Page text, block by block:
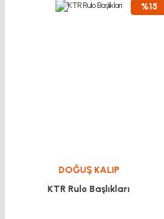
%15
DOĞUŞ KALIP
KTR Rulo Başlıkları